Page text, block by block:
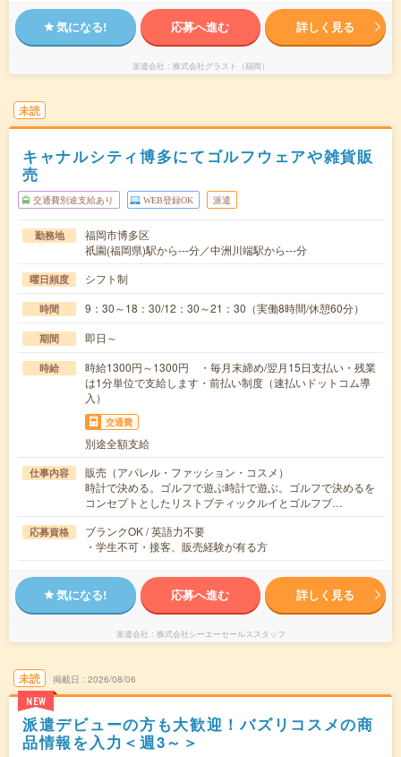
気になる! 応募へ進む 詳しく見る
派遣会社 株式会社グラスト（福岡）
未読
キャナルシティ博多にてゴルフウェアや雑貨販
売
交通費別途支給あり WEB登録OK 派遣
勤務地
福岡市博多区
祇園(福岡県)駅から---分／中洲川端駅から---分
曜日頻度 シフト制
時間 9：30～18：30/12：30～21：30（実働8時間/休憩60分）
期間 即日～
時給
時給1300円～1300円 ・毎月末締め/翌月15日支払い・残業
は1分単位で支給します・前払い制度（速払いドットコム導
入）
交通費
別途全額支給
仕事内容
販売（アパレル・ファッション・コスメ）
時計で決める。ゴルフで遊ぶ時計で遊ぶ。ゴルフで決めるを
コンセプトとしたリストブティックルイとゴルフブ…
応募資格
ブランクOK / 英語力不要
・学生不可・接客、販売経験が有る方
気になる! 応募へ進む 詳しく見る
派遣会社 株式会社シーエーセールススタッフ
未読
NEW
掲載日 2026/08/06
派遣デビューの方も大歓迎！バズリコスメの商
品情報を入力＜週3～＞